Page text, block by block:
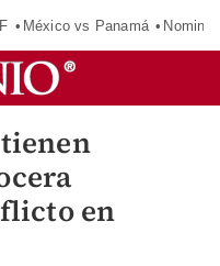
México vs Panamá
en